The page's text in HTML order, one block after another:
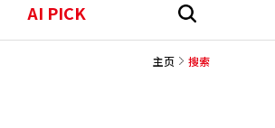
AI PICK 搜
主页 搜索